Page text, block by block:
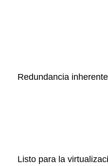
Redundancia inherente
Listo para la